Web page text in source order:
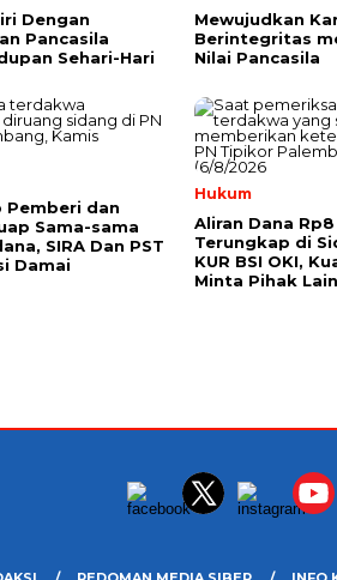
Dengan
Pancasila
Sehari-Hari
Mewujudkan
Berintegritas
Nilai Pancasila
Pemberi dan
Sama-sama
SIRA Dan PST
Damai
Hukum
Aliran Dana
Terungkap di
KUR BSI OKI,
Minta Pihak